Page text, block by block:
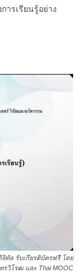
ารเรียนรู้อย่าง
ทัล รับเกียรติบัตรฟรี โดย
รวิโรฒ และ Thai MOOC